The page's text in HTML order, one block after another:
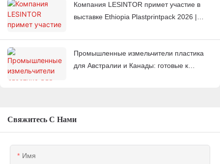
Компания LESINTOR примет участие в
выставке Ethiopia Plastprintpack 2026 |
оборудования для работы с пластиком
Промышленные измельчители пластика
для Австралии и Канады: готовые к
Свяжитесь С Нами
Имя